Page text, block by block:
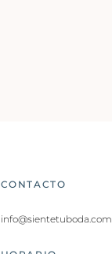
CONTACTO
info@sientetuboda.com